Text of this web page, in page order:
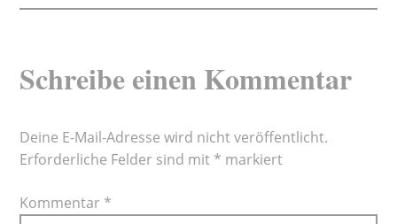
Schreibe einen Kommentar
Deine E-Mail-Adresse wird nicht veröffentlicht.
Erforderliche Felder sind mit * markiert
Kommentar *